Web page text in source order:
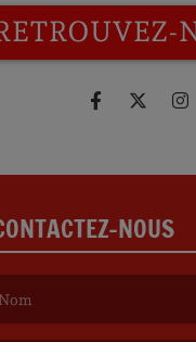
des
NOUS